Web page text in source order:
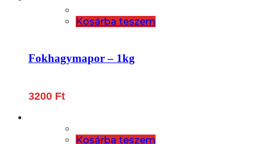
Kosárba teszem
Fokhagymapor – 1kg
3200 Ft
Kosárba teszem